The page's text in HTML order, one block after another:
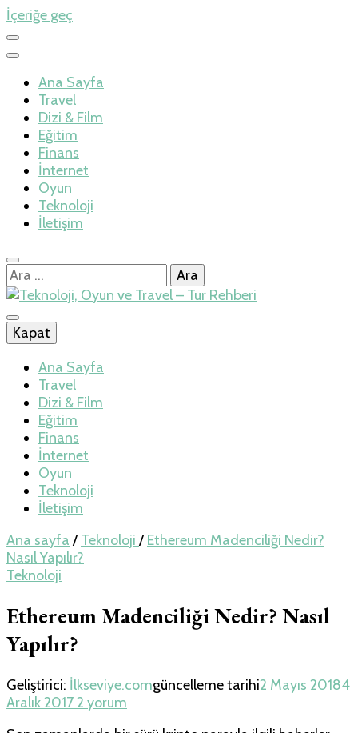
İçeriğe geç
Ana Sayfa
Travel
Dizi & Film
Eğitim
Finans
İnternet
Oyun
Teknoloji
İletişim
Arama:
Teknoloji, Oyun
ve Travel – Tur
Rehberi
İlkseviye
Kapat
Ana Sayfa
Travel
Dizi & Film
Eğitim
Finans
İnternet
Oyun
Teknoloji
İletişim
Ana sayfa / Teknoloji / Ethereum Madenciliği Nedir?
Nasıl Yapılır?
Teknoloji
Ethereum Madenciliği Nedir? Nasıl
Yapılır?
Geliştirici: İlkseviye.comgüncelleme tarihi2 Mayıs 20184
Aralık 2017Ethereum
2 yorum